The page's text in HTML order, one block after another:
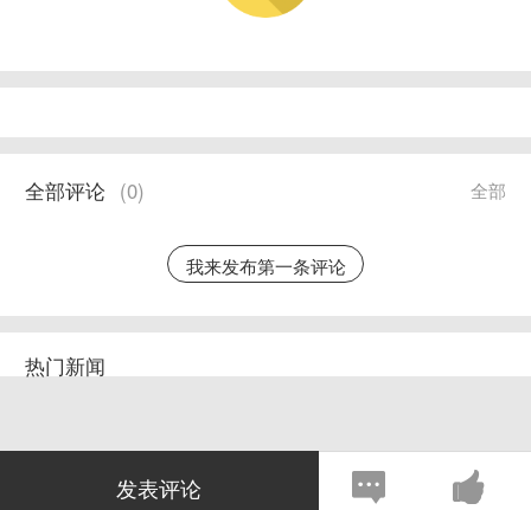
全部
全部评论 (0)
我来发布第一条评论
热门新闻
发表评论